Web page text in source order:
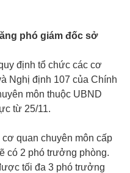
phó giám đốc sở
định tổ chức các cơ
Nghị định 107 của Chính
môn thuộc UBND
từ 25/11.
quan chuyên môn cấp
có 2 phó trưởng phòng.
tối đa 3 phó trưởng